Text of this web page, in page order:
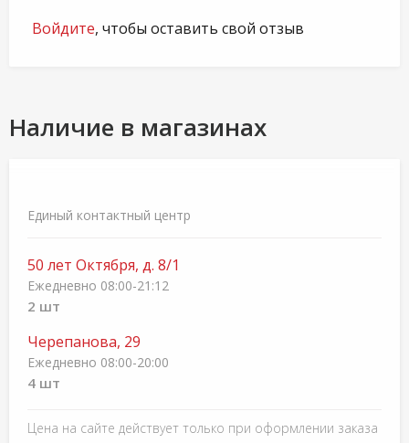
Войдите, чтобы оставить свой отзыв
Наличие в магазинах
Единый контактный центр
50 лет Октября, д. 8/1
Ежедневно 08:00-21:12
2 шт
Черепанова, 29
Ежедневно 08:00-20:00
4 шт
Цена на сайте действует только при оформлении заказа